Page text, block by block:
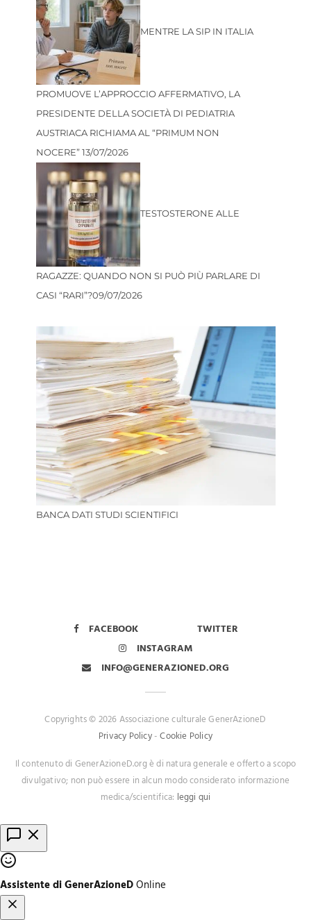
MENTRE LA SIP IN ITALIA
PROMUOVE L’APPROCCIO AFFERMATIVO, LA
PRESIDENTE DELLA SOCIETÀ DI PEDIATRIA
AUSTRIACA RICHIAMA AL “PRIMUM NON
NOCERE”13/07/2026
TESTOSTERONE ALLE
RAGAZZE: QUANDO NON SI PUÒ PIÙ PARLARE DI
CASI “RARI”?09/07/2026
BANCA DATI STUDI SCIENTIFICI
FACEBOOK
TWITTER
INSTAGRAM
INFO@GENERAZIONED.ORG
Copyrights © 2026 Associazione culturale GenerAzioneD
Privacy Policy-Cookie Policy
Il contenuto di GenerAzioneD.org è di natura generale e offerto a scopo
divulgativo; non può essere in alcun modo considerato informazione
medica/scientifica: leggi qui
Assistente di GenerAzioneDOnline